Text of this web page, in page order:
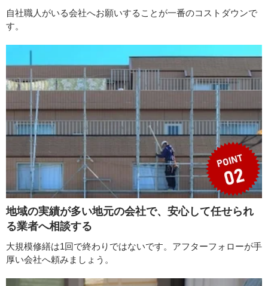
自社職人がいる会社へお願いすることが一番のコストダウンで
す。
地域の実績が多い地元の会社で、安心して任せられ
る業者へ相談する
大規模修繕は1回で終わりではないです。アフターフォローが手
厚い会社へ頼みましょう。